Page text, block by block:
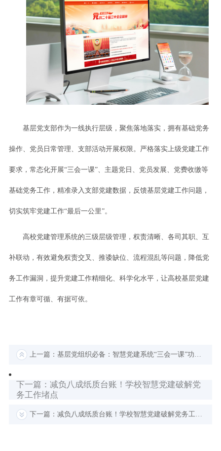
基层党支部作为一线执行层级，聚焦落地落实，拥有基础党务
操作、党员日常管理、支部活动开展权限。严格落实上级党建工作
要求，常态化开展“三会一课”、主题党日、党员发展、党费收缴等
基础党务工作，精准录入支部党建数据，反馈基层党建工作问题，
切实筑牢党建工作“最后一公里”。
高校党建管理系统的三级层级管理，权责清晰、各司其职、互
补联动，有效避免权责交叉、推诿缺位、流程混乱等问题，降低党
务工作漏洞，提升党建工作精细化、科学化水平，让高校基层党建
工作有章可循、有据可依。
上一篇：基层党组织必备：智慧党建系统“三会一课”功能详解
下一篇：减负八成纸质台账！学校智慧党建破解党
务工作堵点
下一篇：减负八成纸质台账！学校智慧党建破解党务工作堵点